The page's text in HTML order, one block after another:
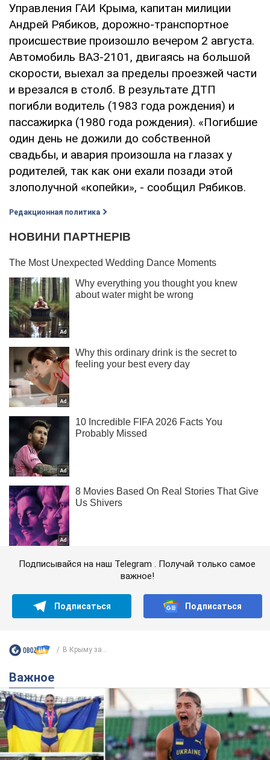
Управления ГАИ Крыма, капитан милиции
Андрей Рябиков, дорожно-транспортное
происшествие произошло вечером 2 августа.
Автомобиль ВАЗ-2101, двигаясь на большой
скорости, выехал за пределы проезжей части
и врезался в столб. В результате ДТП
погибли водитель (1983 года рождения) и
пассажирка (1980 года рождения). «Погибшие
один день не дожили до собственной
свадьбы, и авария произошла на глазах у
родителей, так как они ехали позади этой
злополучной «копейки», - сообщил Рябиков.
Редакционная политика
Подписывайся на наш Telegram . Получай только самое
важное!
Подписаться Подписаться
В Крыму за...
Важное